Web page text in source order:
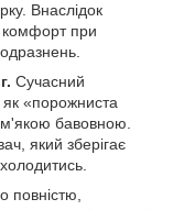
Внаслідок
комфорт при
Сучасний
як «порожниста
м'якою бавовною.
який зберігає
повністю,